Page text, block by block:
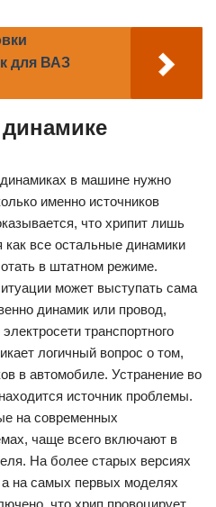
для ВАЗ
в машине нужно
именно источников
что хрипит лишь
как все остальные динамики
в штатном режиме.
может выступать сама
динамик или провод,
транспортного
логичный вопрос о том,
в автомобиле. Устранение во
источник проблемы.
на современных
чаще всего включают в
На более старых версиях
на самых первых моделях